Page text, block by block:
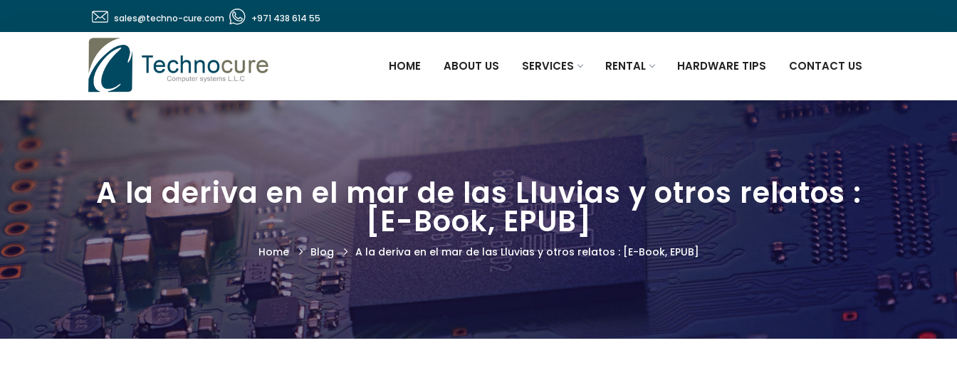
+971 438 614 55
sales@techno-cure.com
HOME ABOUT US SERVICES RENTAL HARDWARE TIPS CONTACT US
A la deriva en el mar de las Lluvias y otros relatos :
[E-Book, EPUB]
Home Blog A la deriva en el mar de las Lluvias y otros relatos : [E-Book, EPUB]